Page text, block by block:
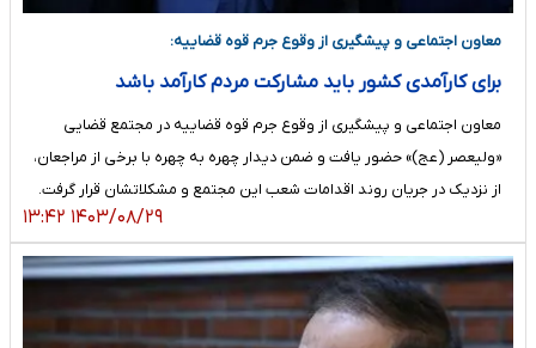
معاون اجتماعی و پیشگیری از وقوع جرم قوه قضاییه:
برای کارآمدی کشور باید مشارکت مردم کارآمد باشد
معاون اجتماعی و پیشگیری از وقوع جرم قوه قضاییه در مجتمع قضایی
«ولیعصر (عج)» حضور یافت و ضمن دیدار چهره به چهره با برخی از مراجعان،
از نزدیک در جریان روند اقدامات شعب این مجتمع و مشکلاتشان قرار گرفت.
۱۴۰۳/۰۸/۲۹ ۱۳:۴۲